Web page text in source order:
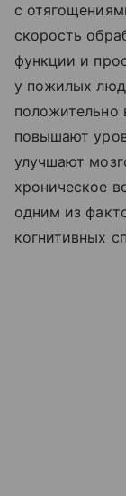
с
скорость
функции и
у пожилых
положительно
повышают
улучшают
хроническое
одним из
когнитивных